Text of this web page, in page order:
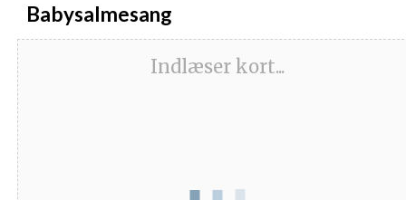
Babysalmesang
Indlæser kort...